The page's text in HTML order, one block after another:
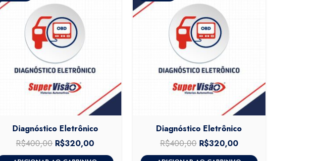
Diagnóstico Eletrônico
R$400,00 O
preço
R$320,00
preço
Diagnóstico Eletrônico
R$400,00 O
preço
R$320,00O
preço